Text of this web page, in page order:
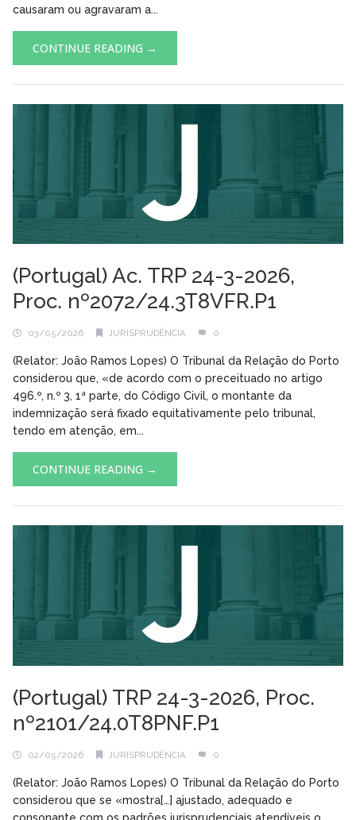
causaram ou agravaram a...
CONTINUE READING →
(Portugal) Ac. TRP 24-3-2026,
Proc. nº2072/24.3T8VFR.P1
03/05/2026 JURISPRUDÊNCIA 0
(Relator: João Ramos Lopes) O Tribunal da Relação do Porto
considerou que, «de acordo com o preceituado no artigo
496.º, n.º 3, 1ª parte, do Código Civil, o montante da
indemnização será fixado equitativamente pelo tribunal,
tendo em atenção, em...
CONTINUE READING →
(Portugal) TRP 24-3-2026, Proc.
nº2101/24.0T8PNF.P1
02/05/2026 JURISPRUDÊNCIA 0
(Relator: João Ramos Lopes) O Tribunal da Relação do Porto
considerou que se «mostra[…] ajustado, adequado e
consonante com os padrões jurisprudenciais atendíveis o